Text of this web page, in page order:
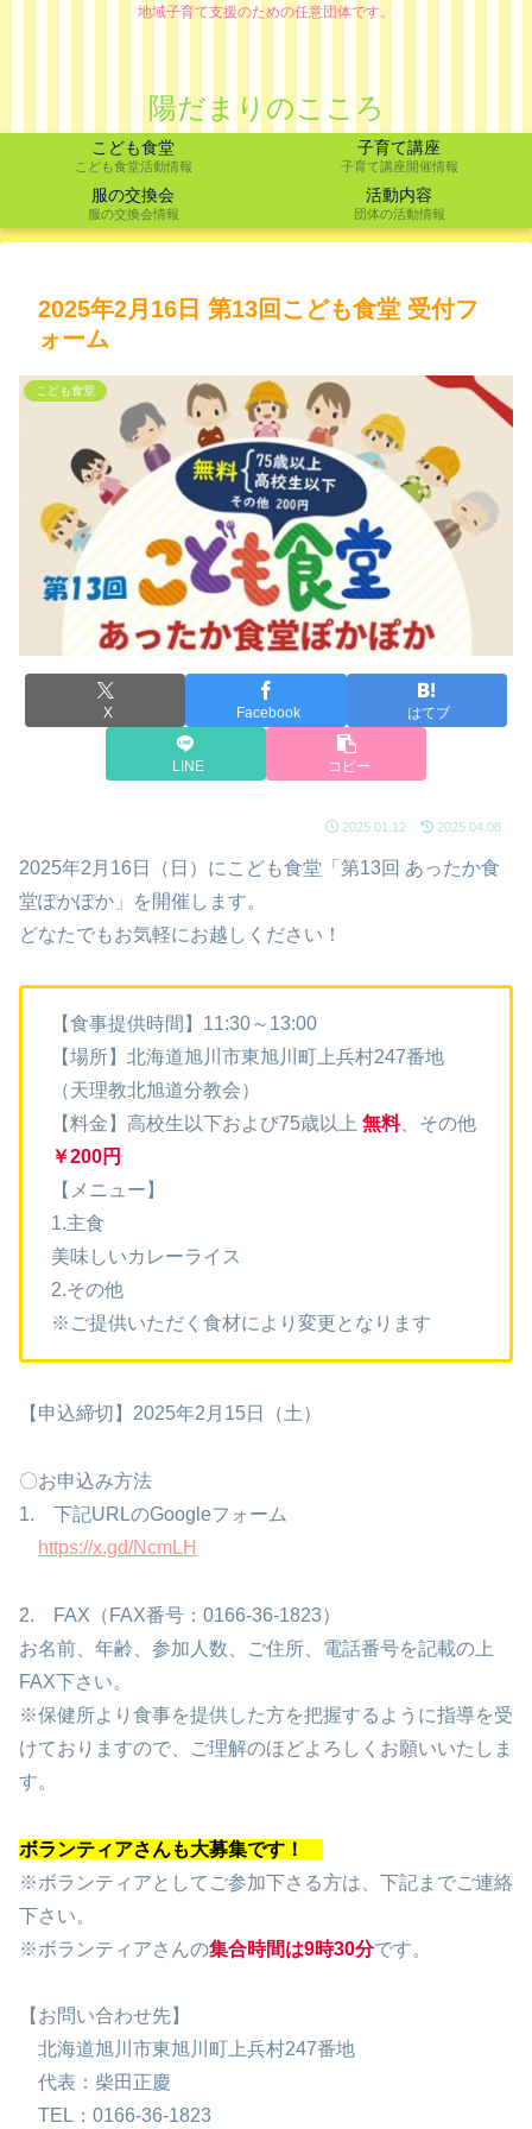
地域子育て支援のための任意団体です。
陽だまりのこころ
こども食堂
こども食堂活動情報
子育て講座
子育て講座開催情報
服の交換会
服の交換会情報
活動内容
団体の活動情報
2025年2月16日 第13回こども食堂 受付フ
ォーム
こども食堂
X Facebook はてブ
LINE コピー
2025.01.12 2025.04.08
2025年2月16日（日）にこども食堂「第13回 あったか食
堂ぽかぽか」を開催します。
どなたでもお気軽にお越しください！
【食事提供時間】11:30～13:00
【場所】北海道旭川市東旭川町上兵村247番地
（天理教北旭道分教会）
【料金】高校生以下および75歳以上 無料、その他
￥200円
【メニュー】
1.主食
美味しいカレーライス
2.その他
※ご提供いただく食材により変更となります
【申込締切】2025年2月15日（土）
〇お申込み方法
1. 下記URLのGoogleフォーム
https://x.gd/NcmLH
2. FAX（FAX番号：0166-36-1823）
お名前、年齢、参加人数、ご住所、電話番号を記載の上
FAX下さい。
※保健所より食事を提供した方を把握するように指導を受
けておりますので、ご理解のほどよろしくお願いいたしま
す。
ボランティアさんも大募集です！
※ボランティアとしてご参加下さる方は、下記までご連絡
下さい。
※ボランティアさんの集合時間は9時30分です。
【お問い合わせ先】
北海道旭川市東旭川町上兵村247番地
代表：柴田正慶
TEL：0166-36-1823